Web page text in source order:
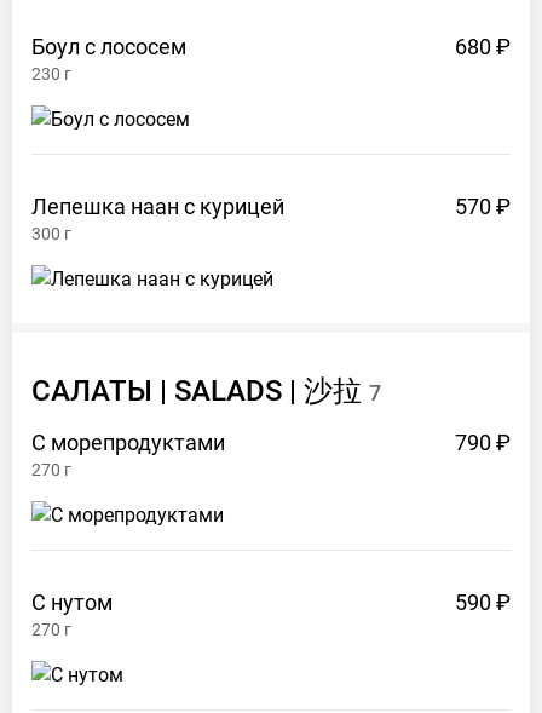
Боул слососем 680 ₽
230 г
Лепешка наан с курицей 570 ₽
300 г
САЛАТЫ | SALADS | 沙拉 7
С морепродуктами 790 ₽
270 г
С нутом 590 ₽
270 г